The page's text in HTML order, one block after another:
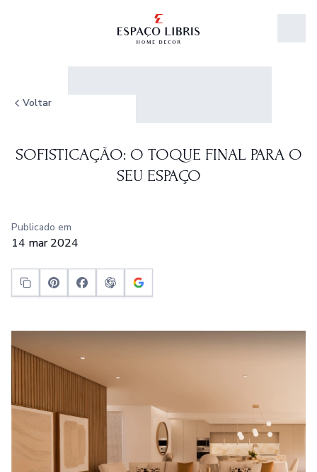
Voltar
SOFISTICAÇÃO: O TOQUE FINAL PARA O
SEU ESPAÇO
Publicado em
14 mar 2024